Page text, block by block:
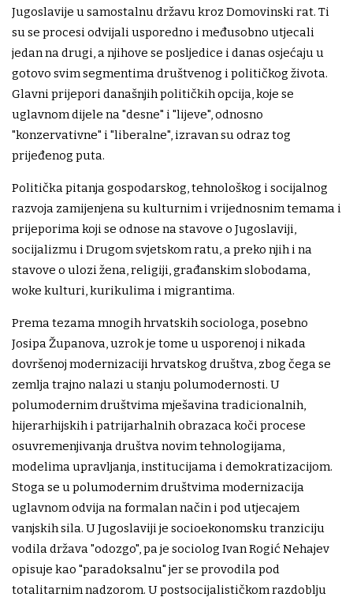
Jugoslavije u samostalnu državu kroz Domovinski rat. Ti
su se procesi odvijali usporedno i međusobno utjecali
jedan na drugi, a njihove se posljedice i danas osjećaju u
gotovo svim segmentima društvenog i političkog života.
Glavni prijepori današnjih političkih opcija, koje se
uglavnom dijele na "desne" i "lijeve", odnosno
"konzervativne" i "liberalne", izravan su odraz tog
prijeđenog puta.
Politička pitanja gospodarskog, tehnološkog i socijalnog
razvoja zamijenjena su kulturnim i vrijednosnim temama i
prijeporima koji se odnose na stavove o Jugoslaviji,
socijalizmu i Drugom svjetskom ratu, a preko njih i na
stavove o ulozi žena, religiji, građanskim slobodama,
woke kulturi, kurikulima i migrantima.
Prema tezama mnogih hrvatskih sociologa, posebno
Josipa Županova, uzrok je tome u usporenoj i nikada
dovršenoj modernizaciji hrvatskog društva, zbog čega se
zemlja trajno nalazi u stanju polumodernosti. U
polumodernim društvima mješavina tradicionalnih,
hijerarhijskih i patrijarhalnih obrazaca koči procese
osuvremenjivanja društva novim tehnologijama,
modelima upravljanja, institucijama i demokratizacijom.
Stoga se u polumodernim društvima modernizacija
uglavnom odvija na formalan način i pod utjecajem
vanjskih sila. U Jugoslaviji je socioekonomsku tranziciju
vodila država "odozgo", pa je sociolog Ivan Rogić Nehajev
opisuje kao "paradoksalnu" jer se provodila pod
totalitarnim nadzorom. U postsocijalističkom razdoblju